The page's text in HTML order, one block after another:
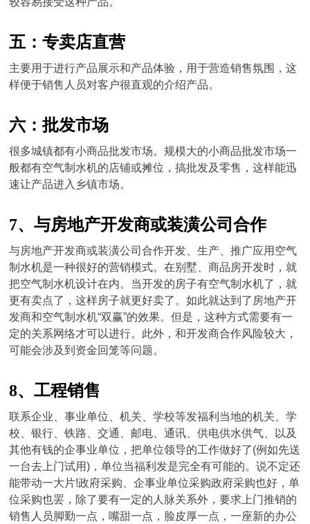
五：专卖店直营
主要用于进行产品展示和产品体验，用于营造销售氛围，这
样便于销售人员对客户很直观的介绍产品。
六：批发市场
很多城镇都有小商品批发市场。规模大的小商品批发市场一
般都有空气制水机的店铺或摊位，搞批发及零售，这样能迅
速让产品进入乡镇市场。
7、与房地产开发商或装潢公司合作
与房地产开发商或装潢公司合作开发、生产、推广应用空气
制水机是一种很好的营销模式。在别墅、商品房开发时，就
把空气制水机设计在内。当开发的房子有空气制水机了，就
更有卖点了，这样房子就更好卖了。如此就达到了房地产开
发商和空气制水机“双赢”的效果。但是，这种方式需要有一
定的关系网络才可以进行。此外，和开发商合作风险较大，
可能会涉及到资金回笼等问题。
8、工程销售
联系企业、事业单位、机关、学校等发福利当地的机关、学
校、银行、铁路、交通、邮电、通讯、供电供水供气、以及
其他有钱的企事业单位，把单位领导的工作做好了(例如先送
一台去上门试用)，单位当福利发是完全有可能的。说不定还
能带动一大片!政府采购、企事业单位采购政府采购也好，单
位采购也罢，除了要有一定的人脉关系外，要求上门推销的
销售人员脚勤一点，嘴甜一点，脸皮厚一点，一座新的办公